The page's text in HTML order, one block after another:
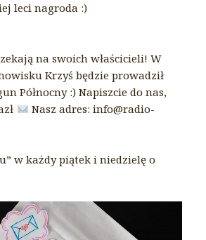
leci nagroda :)
na swoich właścicieli! W
Krzyś będzie prowadził
Północny :) Napiszcie do nas,
Nasz adres: info@radio-
w każdy piątek i niedzielę o